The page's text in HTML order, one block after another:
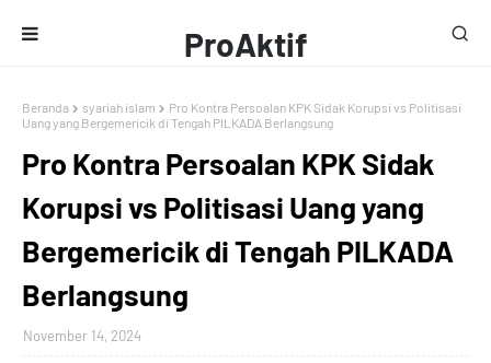
ProAktif
Media
Beranda syariah islam
Pro Kontra Persoalan KPK Sidak Korupsi vs Politisasi
Uang yang Bergemericik di Tengah PILKADA Berlangsung
Pro Kontra Persoalan KPK Sidak
Korupsi vs Politisasi Uang yang
Bergemericik di Tengah PILKADA
Berlangsung
November 14, 2024